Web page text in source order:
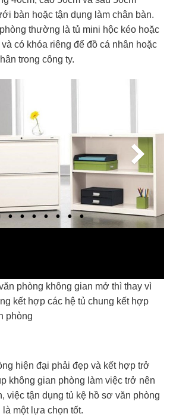
bàn hoặc tận dụng làm chân bàn.
thường là tủ mini hộc kéo hoặc
có khóa riêng để đồ cá nhân hoặc
trong công ty.
phòng không gian mở thì thay vì
kết hợp các hệ tủ chung kết hợp
phòng
hiện đại phải đẹp và kết hợp trở
không gian phòng làm việc trở nên
việc tận dụng tủ kệ hồ sơ văn phòng
là một lựa chọn tốt.